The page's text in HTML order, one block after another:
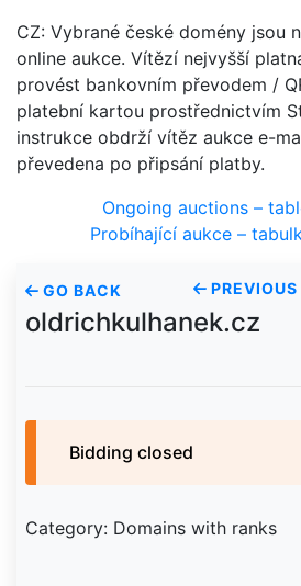
CZ: Vybrané české domény jsou
online aukce. Vítězí nejvyšší
provést bankovním převodem /
platební kartou prostřednictvím
instrukce obdrží vítěz aukce e-
převedena po připsání platby.
Ongoing auctions –
Probíhající aukce –
GO BACK PREVIOUS
oldrichkulhanek.cz
Bidding closed
Category: Domains with ranks